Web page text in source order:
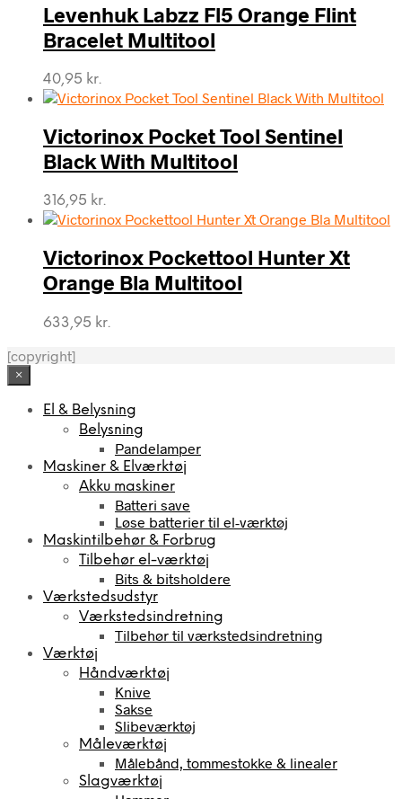
Levenhuk Labzz Fl5 Orange Flint
Bracelet Multitool
40,95 kr.
Victorinox Pocket Tool Sentinel
Black With Multitool
316,95 kr.
Victorinox Pockettool Hunter Xt
Orange Bla Multitool
633,95 kr.
[copyright]
×
El & Belysning
Belysning
Pandelamper
Maskiner & Elværktøj
Akku maskiner
Batteri save
Løse batterier til el-værktøj
Maskintilbehør & Forbrug
Tilbehør el-værktøj
Bits & bitsholdere
Værkstedsudstyr
Værkstedsindretning
Tilbehør til værkstedsindretning
Værktøj
Håndværktøj
Knive
Sakse
Slibeværktøj
Måleværktøj
Målebånd, tommestokke & linealer
Slagværktøj